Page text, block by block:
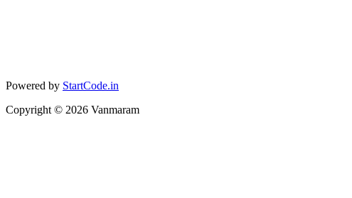
Powered by StartCode.in
Copyright © 2026 Vanmaram